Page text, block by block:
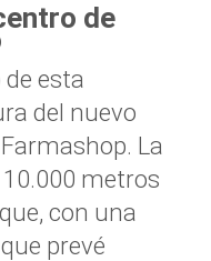
de
esta
del nuevo
La
metros
con una
prevé